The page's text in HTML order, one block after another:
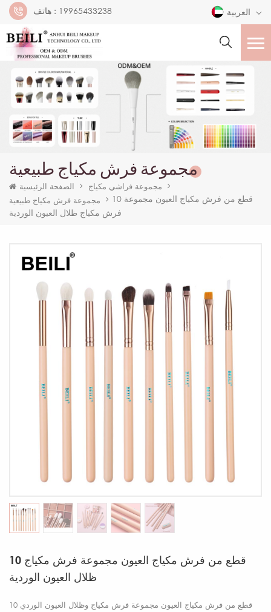
هاتف : 19965433238
مجموعة فرش مكياج طبيعية
الصفحة الرئيسية
مجموعة فراشي مكياج
مجموعة فرش مكياج طبيعية
10 قطع من فرش مكياج العيون مجموعة
فرش مكياج ظلال العيون الوردية
10 قطع من فرش مكياج العيون مجموعة فرش مكياج
ظلال العيون الوردية
10 قطع من فرش مكياج العيون مجموعة فرش مكياج وظلال العيون الوردي